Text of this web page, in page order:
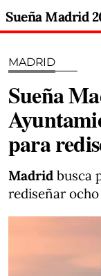
MADRID
Sueña
para
Madrid busca
rediseñar